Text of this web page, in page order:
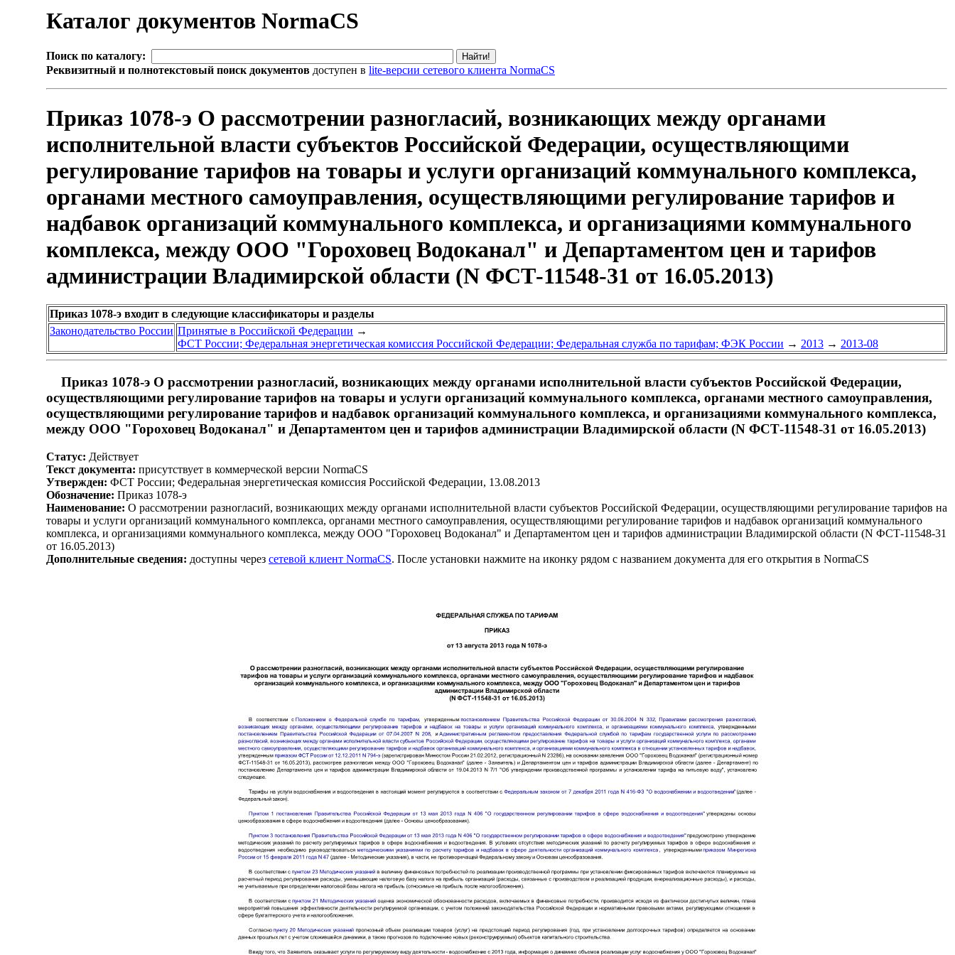
Каталог документов NormaCS
Поиск по каталогу:
Реквизитный и полнотекстовый поиск документов доступен в lite-версии сетевого клиента NormaCS
Приказ 1078-э О рассмотрении разногласий, возникающих между органами
исполнительной власти субъектов Российской Федерации, осуществляющими
регулирование тарифов на товары и услуги организаций коммунального комплекса,
органами местного самоуправления, осуществляющими регулирование тарифов и
надбавок организаций коммунального комплекса, и организациями коммунального
комплекса, между ООО "Гороховец Водоканал" и Департаментом цен и тарифов
администрации Владимирской области (N ФСТ-11548-31 от 16.05.2013)
Приказ 1078-э входит в следующие классификаторы и разделы
Законодательство России Принятые в Российской Федерации →
ФСТ России; Федеральная энергетическая комиссия Российской Федерации; Федеральная служба по тарифам; ФЭК России → 2013 → 2013-08
Приказ 1078-э О рассмотрении разногласий, возникающих между органами исполнительной власти субъектов Российской Федерации,
осуществляющими регулирование тарифов на товары и услуги организаций коммунального комплекса, органами местного самоуправления,
осуществляющими регулирование тарифов и надбавок организаций коммунального комплекса, и организациями коммунального комплекса,
между ООО "Гороховец Водоканал" и Департаментом цен и тарифов администрации Владимирской области (N ФСТ-11548-31 от 16.05.2013)
Статус: Действует
Текст документа: присутствует в коммерческой версии NormaCS
Утвержден: ФСТ России; Федеральная энергетическая комиссия Российской Федерации, 13.08.2013
Обозначение: Приказ 1078-э
Наименование: О рассмотрении разногласий, возникающих между органами исполнительной власти субъектов Российской Федерации, осуществляющими регулирование тарифов на
товары и услуги организаций коммунального комплекса, органами местного самоуправления, осуществляющими регулирование тарифов и надбавок организаций коммунального
комплекса, и организациями коммунального комплекса, между ООО "Гороховец Водоканал" и Департаментом цен и тарифов администрации Владимирской области (N ФСТ-11548-31
от 16.05.2013)
Дополнительные сведения: доступны через сетевой клиент NormaCS. После установки нажмите на иконку рядом с названием документа для его открытия в NormaCS